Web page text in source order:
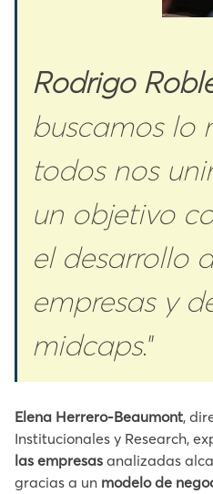
Rodrigo
buscamos lo
todos nos
un objetivo
el desarrollo
empresas y
midcaps.”
Elena Herrero-Beaumont,
Institucionales y Research,
las empresas analizadas
gracias a un modelo de